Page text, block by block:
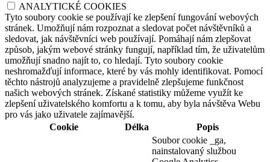
ANALYTICKÉ COOKIES
Tyto soubory cookie se používají ke zlepšení fungování webových
stránek. Umožňují nám rozpoznat a sledovat počet návštěvníků a
sledovat, jak návštěvníci web používají. Pomáhají nám zlepšovat
způsob, jakým webové stránky fungují, například tím, že uživatelům
umožňují snadno najít to, co hledají. Tyto soubory cookie
neshromažďují informace, které by vás mohly identifikovat. Pomocí
těchto nástrojů analyzujeme a pravidelně zlepšujeme funkčnost
našich webových stránek. Získané statistiky můžeme využít ke
zlepšení uživatelského komfortu a k tomu, aby byla návštěva Webu
pro vás jako uživatele zajímavější.
Cookie
Délka Popis
Soubor cookie _ga,
nainstalovaný službou